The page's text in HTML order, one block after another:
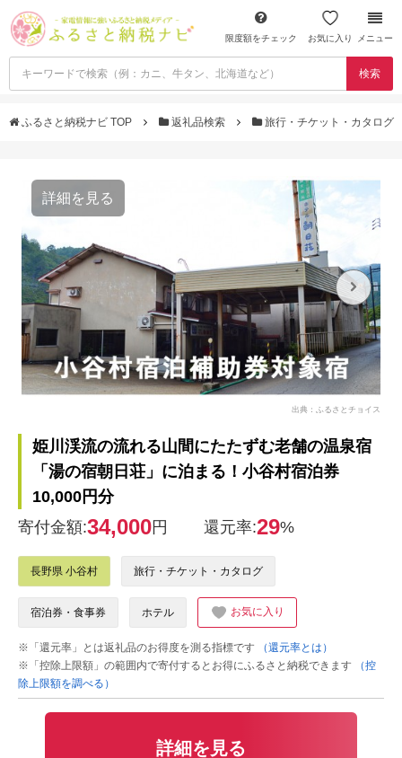
限度額をチェック お気に入り メニュー
検索
ふるさと納税ナビ TOP 返礼品検索 旅行・チケット・カタログ
詳細を見る
出典：ふるさとチョイス
姫川渓流の流れる山間にたたずむ老舗の温泉宿
「湯の宿朝日荘」に泊まる！小谷村宿泊券
10,000円分
寄付金額:34,000円 還元率:29%
長野県 小谷村 旅行・チケット・カタログ
宿泊券・食事券 ホテル お気に入り
※「還元率」とは返礼品のお得度を測る指標です
（還元率とは）
※「控除上限額」の範囲内で寄付するとお得にふるさと納税できます
（控
除上限額を調べる）
詳細を見る